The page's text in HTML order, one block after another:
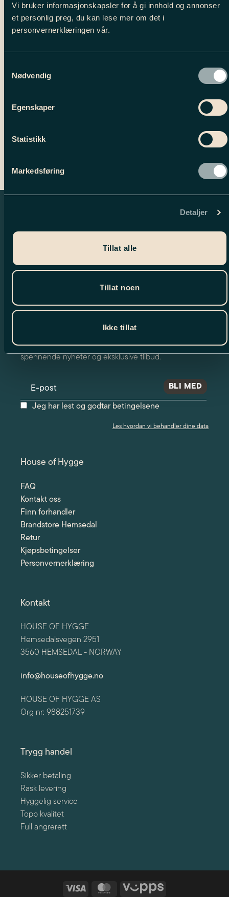
Vi bruker informasjonskapsler for å gi innhold og annonser
et personlig preg, du kan lese mer om det i
personvernerklæringen vår.
Nødvendig
Egenskaper
Statistikk
Markedsføring
Detaljer
Tillat alle
Tillat noen
Ikke tillat
A letter from our CEO
Meld deg på vårt nyhetsbrev og motta
spennende nyheter og eksklusive tilbud.
Jeg har lest og godtar betingelsene
Les hvordan vi behandler dine data
House of Hygge
FAQ
Kontakt oss
Finn forhandler
Brandstore Hemsedal
Retur
Kjøpsbetingelser
Personvernerklæring
Kontakt
HOUSE OF HYGGE
Hemsedalsvegen 2951
3560 HEMSEDAL - NORWAY
info@houseofhygge.no
HOUSE OF HYGGE AS
Org nr: 988251739
Trygg handel
Sikker betaling
Rask levering
Hyggelig service
Topp kvalitet
Full angrerett
Visa MasterCard Vipps